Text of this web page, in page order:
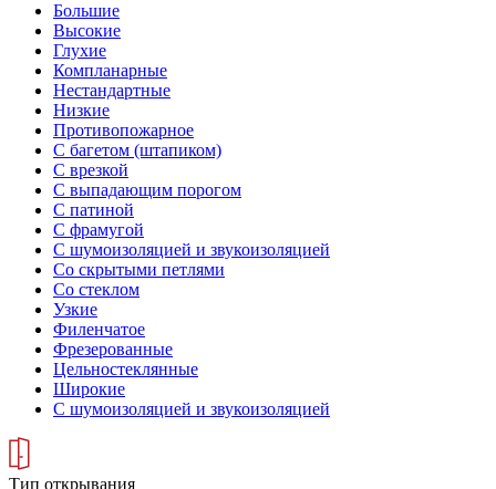
Большие
Высокие
Глухие
Компланарные
Нестандартные
Низкие
Противопожарное
С багетом (штапиком)
С врезкой
С выпадающим порогом
С патиной
С фрамугой
С шумоизоляцией и звукоизоляцией
Со скрытыми петлями
Со стеклом
Узкие
Филенчатое
Фрезерованные
Цельностеклянные
Широкие
С шумоизоляцией и звукоизоляцией
Тип открывания